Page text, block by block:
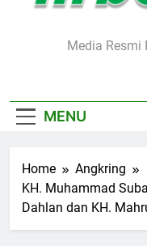
Media Resmi
MENU
Home
Angkring
KH. Muhammad
Dahlan dan KH.